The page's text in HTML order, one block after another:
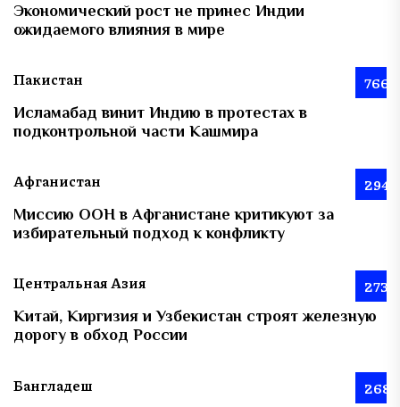
Экономический рост не принес Индии
ожидаемого влияния в мире
Пакистан 766
Исламабад винит Индию в протестах в
подконтрольной части Кашмира
Афганистан 294
Миссию ООН в Афганистане критикуют за
избирательный подход к конфликту
Центральная Азия 273
Китай, Киргизия и Узбекистан строят железную
дорогу в обход России
Бангладеш 268